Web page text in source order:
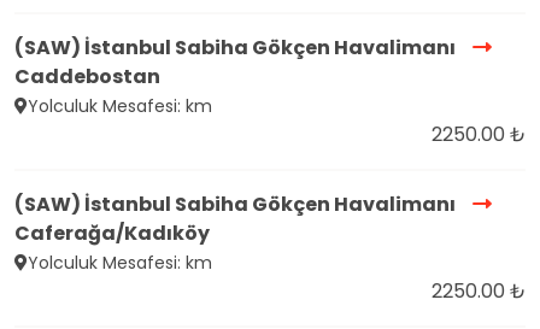
(SAW) İstanbul Sabiha Gökçen Havalimanı
Caddebostan
Yolculuk Mesafesi: km
2250.00 ₺
(SAW) İstanbul Sabiha Gökçen Havalimanı
Caferağa/Kadıköy
Yolculuk Mesafesi: km
2250.00 ₺